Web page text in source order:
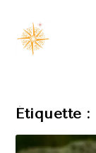
Étiquette :